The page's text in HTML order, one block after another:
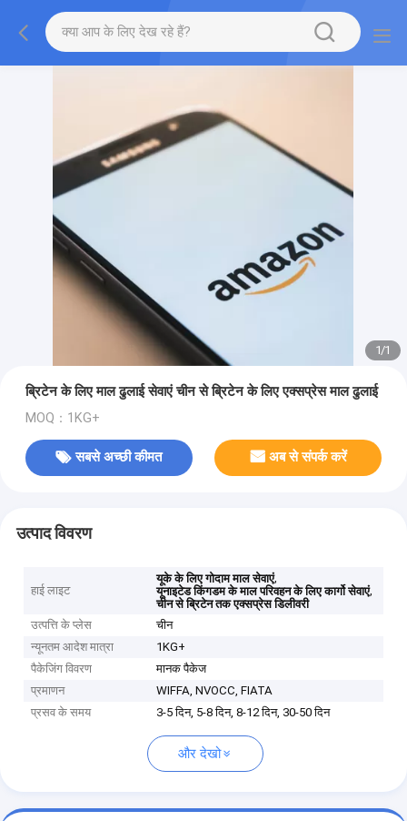
1/1
ब्रिटेन के लिए माल ढुलाई सेवाएं चीन से ब्रिटेन के लिए एक्सप्रेस माल ढुलाई
MOQ：1KG+
सबसे अच्छी कीमत अब से संपर्क करें
उत्पाद विवरण
हाई लाइट
यूके के लिए गोदाम माल सेवाएं,
यूनाइटेड किंगडम के माल परिवहन के लिए कार्गो सेवाएं,
चीन से ब्रिटेन तक एक्सप्रेस डिलीवरी
उत्पत्ति के प्लेस
चीन
न्यूनतम आदेश मात्रा
1KG+
पैकेजिंग विवरण
मानक पैकेज
प्रमाणन
WIFFA, NVOCC, FIATA
प्रसव के समय
3-5 दिन, 5-8 दिन, 8-12 दिन, 30-50 दिन
और देखो